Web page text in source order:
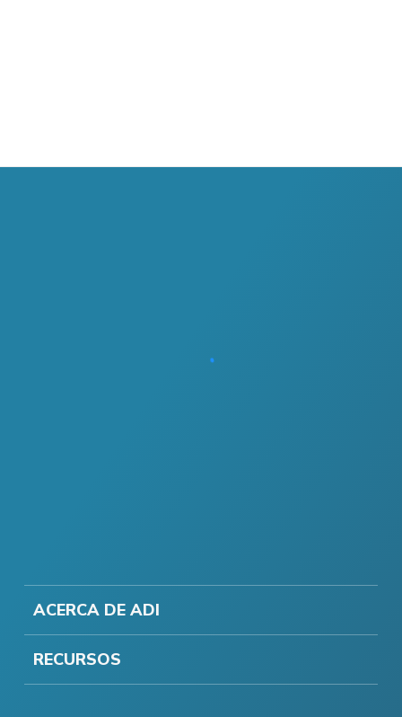
ACERCA DE ADI
RECURSOS